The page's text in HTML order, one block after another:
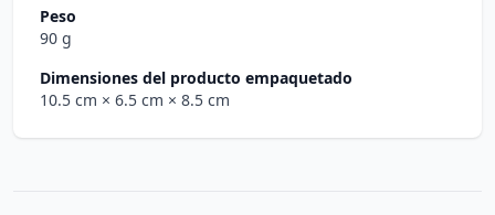
Peso
90 g
Dimensiones del producto empaquetado
10.5 cm × 6.5 cm × 8.5 cm